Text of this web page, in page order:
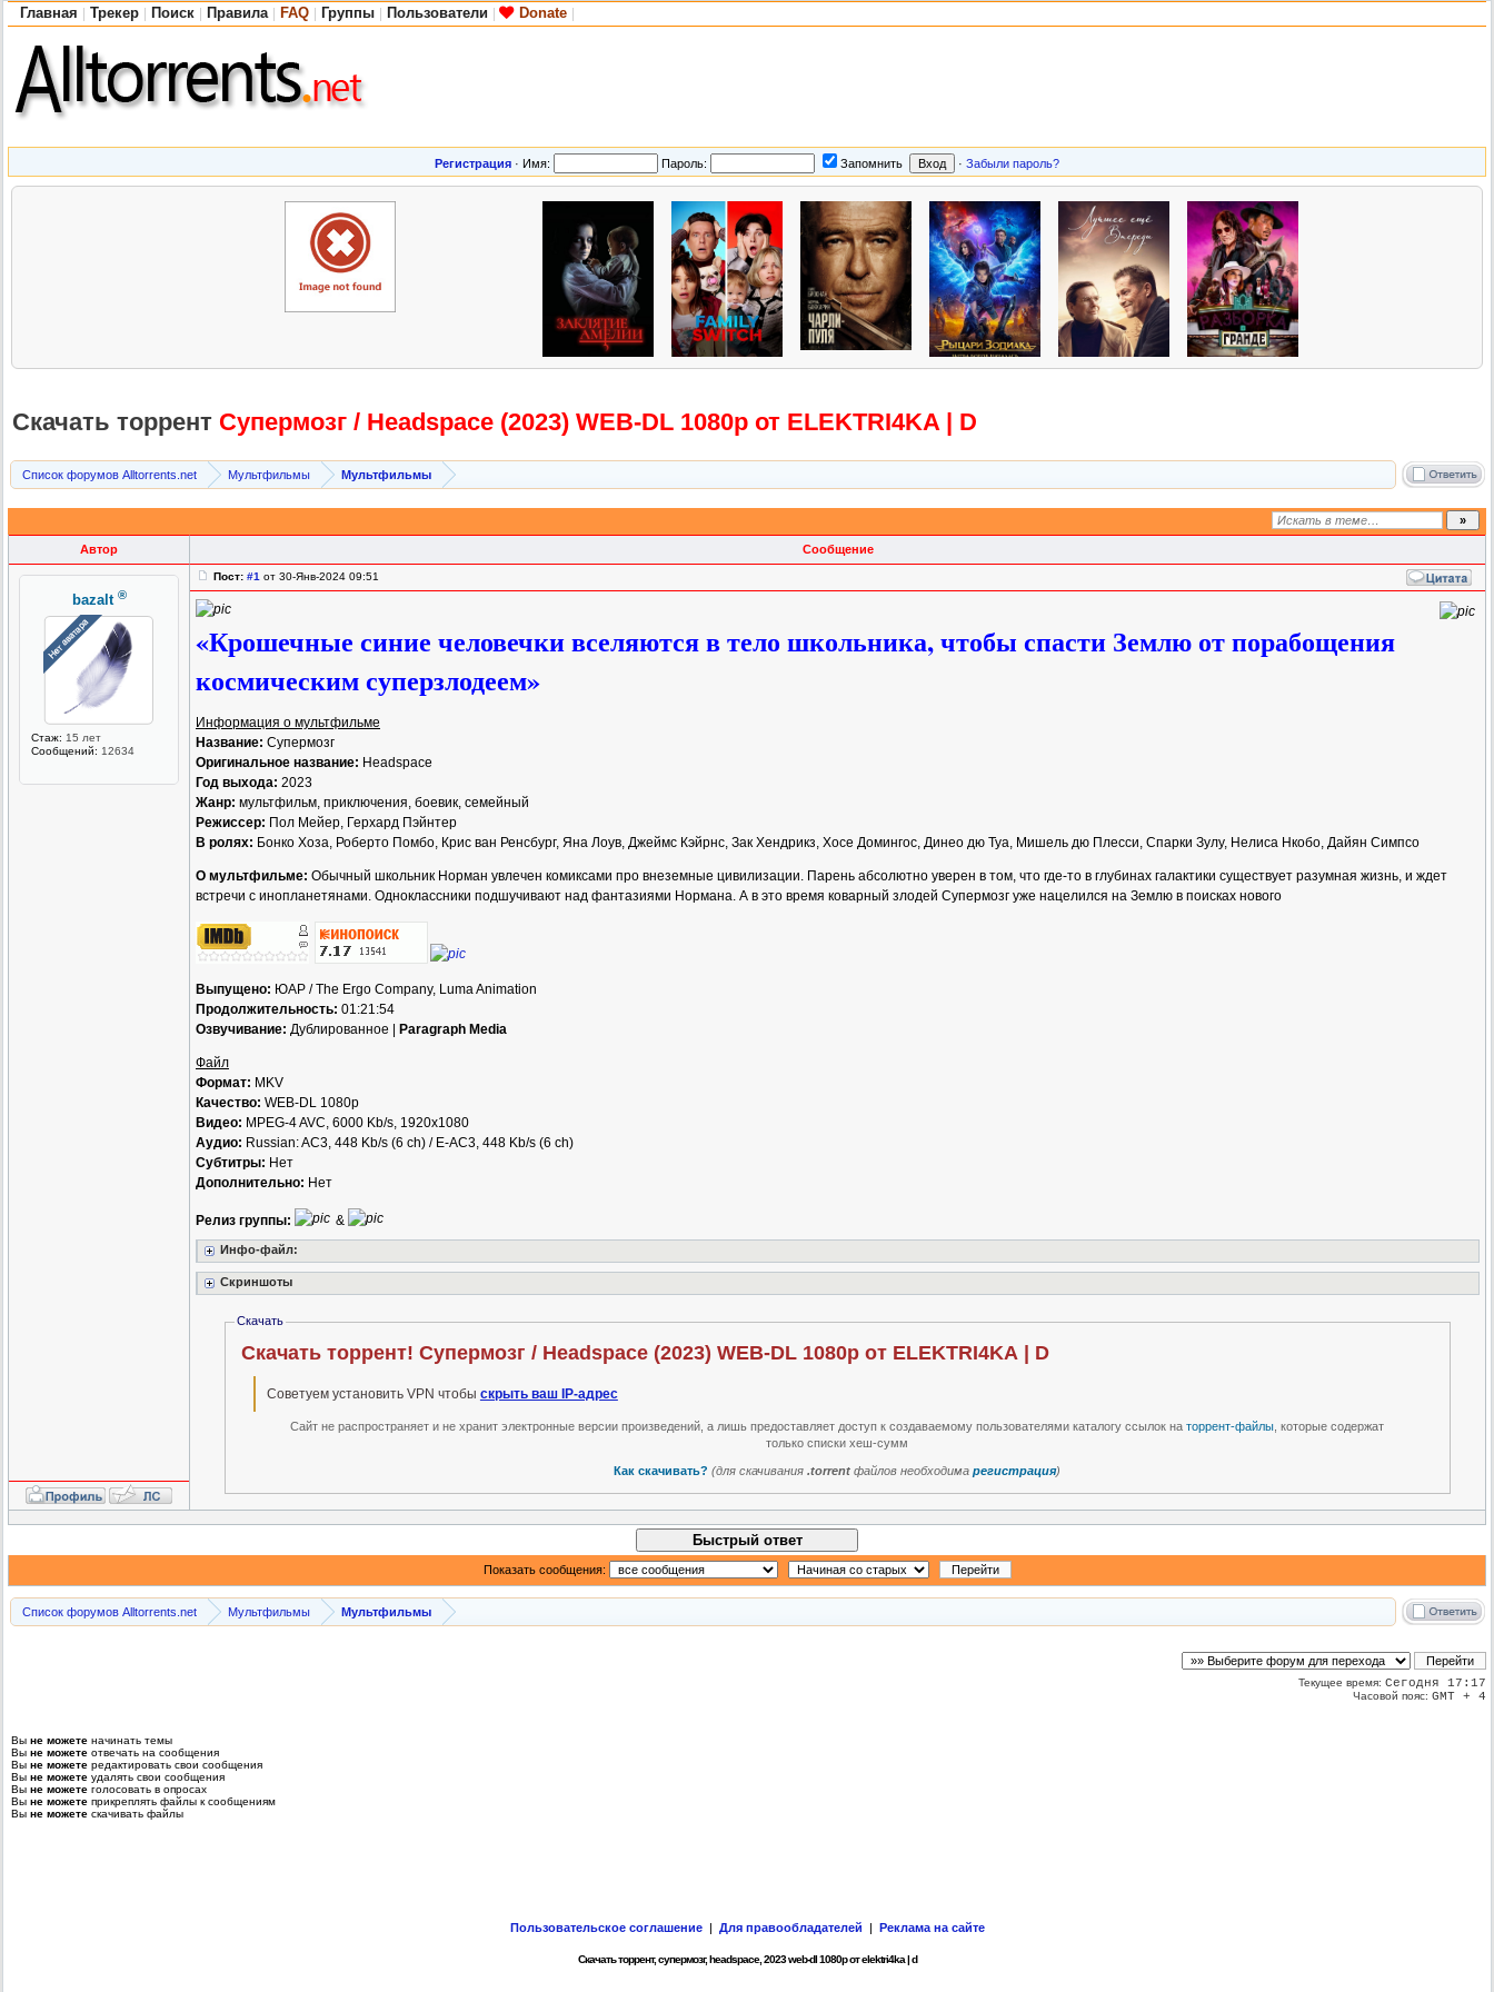
Главная Трекер Поиск Правила FAQ Группы Пользователи Donate
Регистрация · Имя: Пароль: Запомнить · Забыли пароль?
Скачать торрент Супермозг / Headspace (2023) WEB-DL 1080p от ELEKTRI4KA | D
Список форумов Alltorrents.net Мультфильмы Мультфильмы
Автор Сообщение
bazalt ®
Стаж: 15 лет
Сообщений: 12634
Пост: #1 от 30-Янв-2024 09:51
«Крошечные синие человечки вселяются в тело школьника, чтобы спасти Землю от порабощения
космическим суперзлодеем»
Информация о мультфильме
Название: Супермозг
Оригинальное название: Headspace
Год выхода: 2023
Жанр: мультфильм, приключения, боевик, семейный
Режиссер: Пол Мейер, Герхард Пэйнтер
В ролях: Бонко Хоза, Роберто Помбо, Крис ван Ренсбург, Яна Лоув, Джеймс Кэйрнс, Зак Хендрикз, Хосе Домингос, Динео дю Туа, Мишель дю Плесси, Спарки Зулу, Нелиса Нкобо, Дайян Симпсо
О мультфильме: Обычный школьник Норман увлечен комиксами про внеземные цивилизации. Парень абсолютно уверен в том, что где-то в глубинах галактики существует разумная жизнь, и ждет
встречи с инопланетянами. Одноклассники подшучивают над фантазиями Нормана. А в это время коварный злодей Супермозг уже нацелился на Землю в поисках нового
Выпущено: ЮАР / The Ergo Company, Luma Animation
Продолжительность: 01:21:54
Озвучивание: Дублированное | Paragraph Media
Файл
Формат: MKV
Качество: WEB-DL 1080p
Видео: MPEG-4 AVC, 6000 Kb/s, 1920x1080
Аудио: Russian: AC3, 448 Kb/s (6 ch) / E-AC3, 448 Kb/s (6 ch)
Субтитры: Нет
Дополнительно: Нет
Релиз группы: &
Инфо-файл:
Скриншоты
Скачать
Скачать торрент! Супермозг / Headspace (2023) WEB-DL 1080p от ELEKTRI4KA | D
Советуем установить VPN чтобы скрыть ваш IP-адрес
Сайт не распространяет и не хранит электронные версии произведений, а лишь предоставляет доступ к создаваемому пользователями каталогу ссылок наторрент-файлы , которые содержат
только списки хеш-сумм
Как скачивать? (для скачивания.torrent файлов необходимарегистрация)
Быстрый ответ
Показать сообщения:
Список форумов Alltorrents.net Мультфильмы Мультфильмы
Текущее время: Сегодня 17:17
Часовой пояс: GMT + 4
Вы не можете начинать темы
Вы не можете отвечать на сообщения
Вы не можете редактировать свои сообщения
Вы не можете удалять свои сообщения
Вы не можете голосовать в опросах
Вы не можете прикреплять файлы к сообщениям
Вы не можете скачивать файлы
Пользовательское соглашение | Для правообладателей | Реклама на сайте
Скачать торрент, супермозг, headspace, 2023 web-dl 1080p от elektri4ka | d